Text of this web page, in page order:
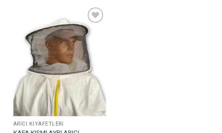
Favorilere
Ekle
ARICI KIYAFETLERI